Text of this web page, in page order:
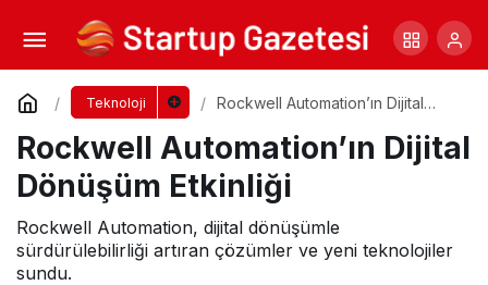
Teknoloji
Rockwell Automation’ın Dijital
Rockwell Automation’ın Dijital
Dönüşüm Etkinliği
Rockwell Automation, dijital dönüşümle
sürdürülebilirliği artıran çözümler ve yeni teknolojiler
sundu.
RFID, oyunun kurallarını değiştiriyor
Yorum Yap Paylaş